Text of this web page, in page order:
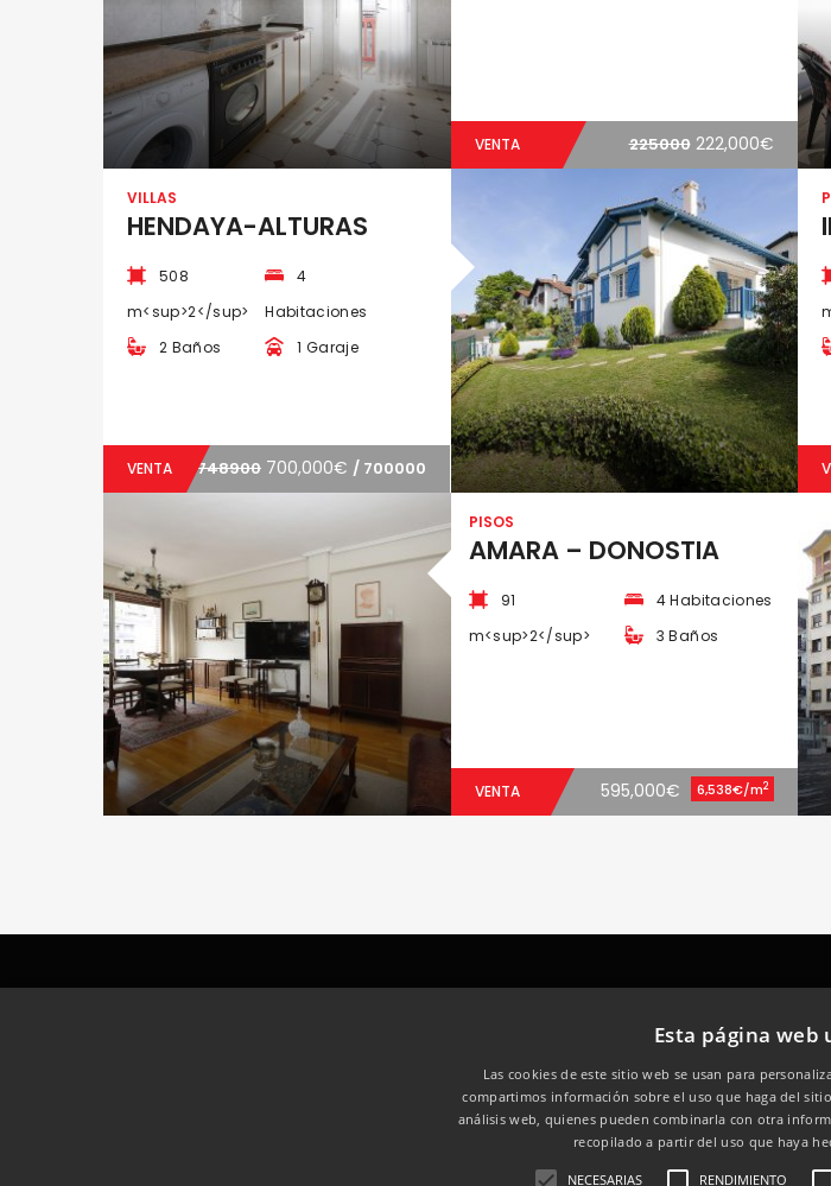
VENTA 225000222,000€
VILLAS
HENDAYA-ALTURAS
508
m<sup>2</sup>
4
Habitaciones
2 Baños
1 Garaje
VENTA 748900 700,000€ / 700000
PISOS
AMARA – DONOSTIA
91
m<sup>2</sup>
4 Habitaciones
3 Baños
VENTA 595,000€ 6,538€/m2
MAPA DEL SITIO
Inicio
Inmobiliaria
Venta
Esta página web
Las cookies de este sitio web se usan para
compartimos información sobre el uso que haga del
análisis web, quienes pueden combinarla con otra
recopilado a partir del uso que haya
NECESARIAS RENDIMIENTO